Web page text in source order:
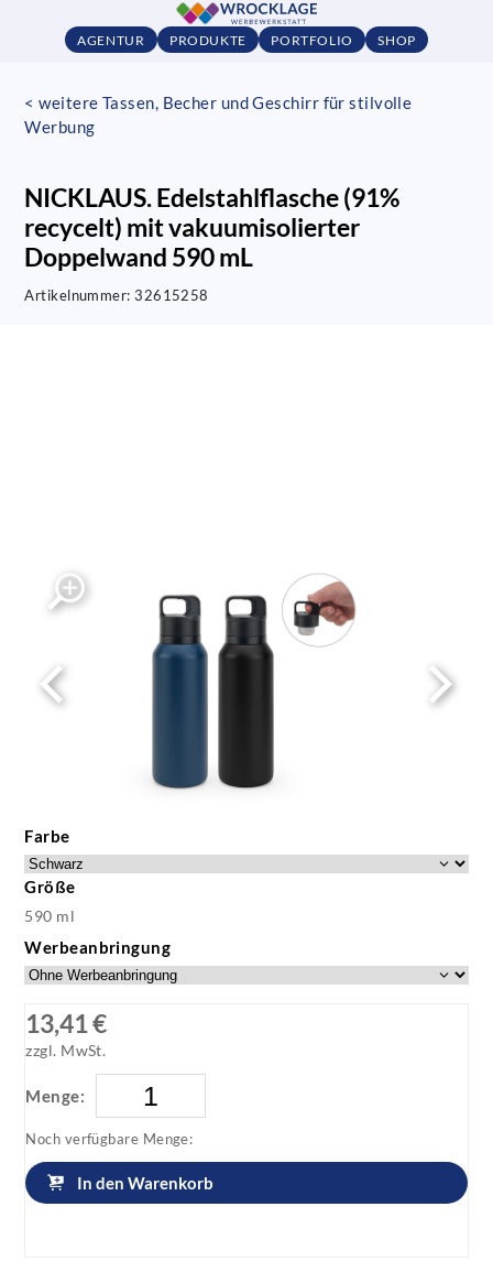
AGENTUR PRODUKTE PORTFOLIO SHOP
< weitere Tassen, Becher und Geschirr für stilvolle
Werbung
NICKLAUS. Edelstahlflasche (91%
recycelt) mit vakuumisolierter
Doppelwand 590 mL
Artikelnummer:32615258
Farbe
Größe
590 ml
Werbeanbringung
13,41 €
zzgl. MwSt.
Menge:
Noch verfügbare Menge:
In den Warenkorb